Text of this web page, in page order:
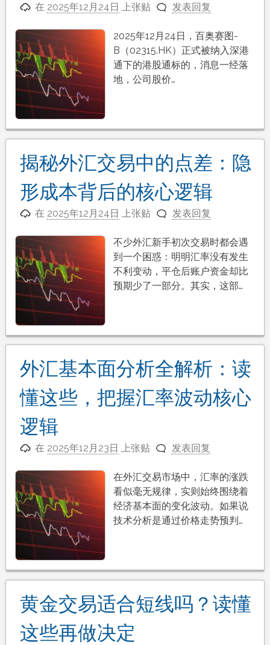
在 2025年12月24日 上张贴 发表回复
2025年12月24日，百奥赛图-
B（02315.HK）正式被纳入深港
通下的港股通标的，消息一经落
地，公司股价…
揭秘外汇交易中的点差：隐
形成本背后的核心逻辑
在 2025年12月24日 上张贴 发表回复
不少外汇新手初次交易时都会遇
到一个困惑：明明汇率没有发生
不利变动，平仓后账户资金却比
预期少了一部分。其实，这部…
外汇基本面分析全解析：读
懂这些，把握汇率波动核心
逻辑
在 2025年12月23日 上张贴 发表回复
在外汇交易市场中，汇率的涨跌
看似毫无规律，实则始终围绕着
经济基本面的变化波动。如果说
技术分析是通过价格走势预判…
黄金交易适合短线吗？读懂
这些再做决定